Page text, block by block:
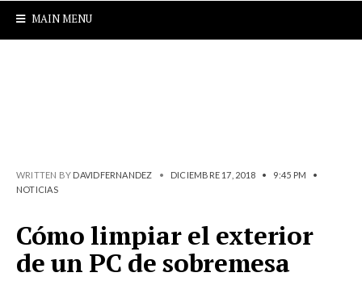
MAIN MENU
WRITTEN BY DAVIDFERNANDEZ • DICIEMBRE 17, 2018 • 9:45 PM
•
NOTICIAS
Cómo limpiar el exterior
de un PC de sobremesa